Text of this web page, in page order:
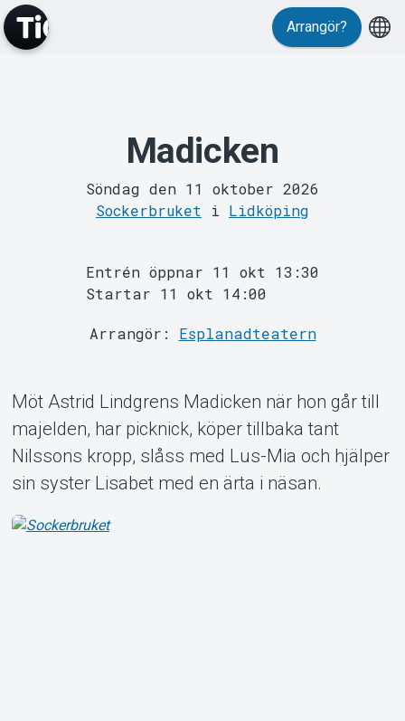
Evenemang
MyTickster
Support
Arrangör?
Madicken
Söndag den 11 oktober 2026
Sockerbruket i Lidköping
Entrén öppnar 11 okt 13:30
Startar 11 okt 14:00
Arrangör: Esplanadteatern
Möt Astrid Lindgrens Madicken när hon går till
majelden, har picknick, köper tillbaka tant
Nilssons kropp, slåss med Lus-Mia och hjälper
sin syster Lisabet med en ärta i näsan.